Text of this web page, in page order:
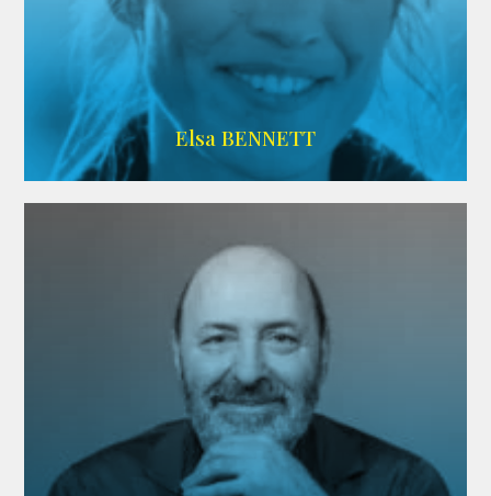
Elsa BENNETT